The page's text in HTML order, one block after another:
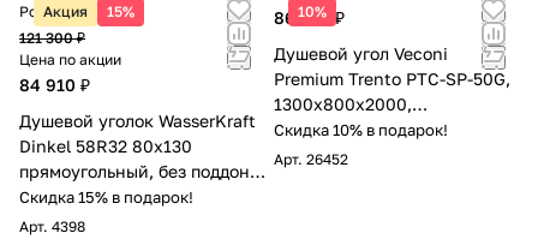
Акция 15%
Розничная цена
121 300 ₽
Цена по акции
84 910 ₽
Душевой уголок WasserKraft
Dinkel 58R32 80х130
прямоугольный, без поддона,
прозрачное стекло, хром
Скидка 15% в подарок!
Арт. 4398
10%
86 180 ₽
Душевой угол Veconi
Premium Trento PTC-SP-50G,
1300х800x2000,
брашированное золото,
стекло прозрачное
Скидка 10% в подарок!
Арт. 26452